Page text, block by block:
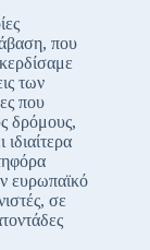
που
των
που
δρόμους,
ευρωπαϊκό
σε